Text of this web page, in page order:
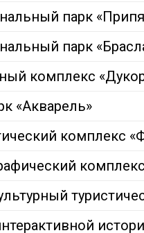
парк
парк
комплекс
«Акварель»
комплекс